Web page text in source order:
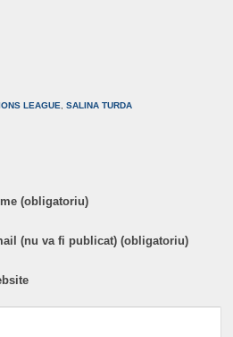
LEAGUE SALINA TURDA
(obligatoriu)
(nu va fi publicat) (obligatoriu)